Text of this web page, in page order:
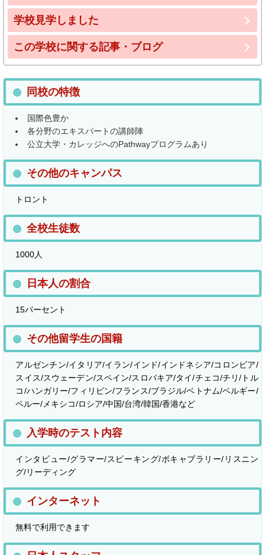
学校見学しました
この学校に関する記事・ブログ
同校の特徴
国際色豊か
各分野のエキスパートの講師陣
公立大学・カレッジへのPathwayプログラムあり
その他のキャンパス
トロント
全校生徒数
1000人
日本人の割合
15パーセント
その他留学生の国籍
アルゼンチン/イタリア/イラン/インド/インドネシア/コロンビア/
スイス/スウェーデン/スペイン/スロバキア/タイ/チェコ/チリ/トル
コ/ハンガリー/フィリピン/フランス/ブラジル/ベトナム/ベルギー/
ペルー/メキシコ/ロシア/中国/台湾/韓国/香港など
入学時のテスト内容
インタビュー/グラマー/スピーキング/ボキャブラリー/リスニン
グ/リーディング
インターネット
無料で利用できます